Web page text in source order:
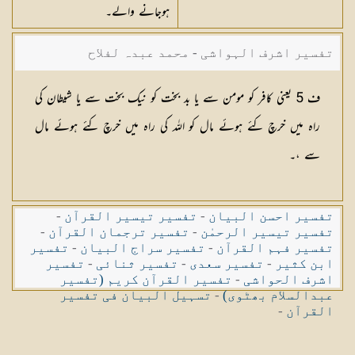
ہوجانے والے۔
تفسیر اشرف الہواشی - محمد عبدہ لفلاح
ف 5 یعنی کافر کو مومن سے یا بد بخت کو نیک بخت سے یا شیطان کی
راہ میں خرچ کئے ہوئے مال کو اللہ کی راہ میں خرچ کئے ہوئے مال
سے ،۔
تفسیر احسن البیان - تفسیر تیسیر القرآن -
تفسیر تیسیر الرحمٰن - تفسیر ترجمان القرآن -
تفسیر فہم القرآن - تفسیر سراج البیان - تفسیر
ابن کثیر - تفسیر سعدی - تفسیر ثنائی - تفسیر
اشرف الحواشی - تفسیر القرآن کریم (تفسیر
عبدالسلام بھٹوی)-تسہیل البیان فی تفسیر
القرآن -